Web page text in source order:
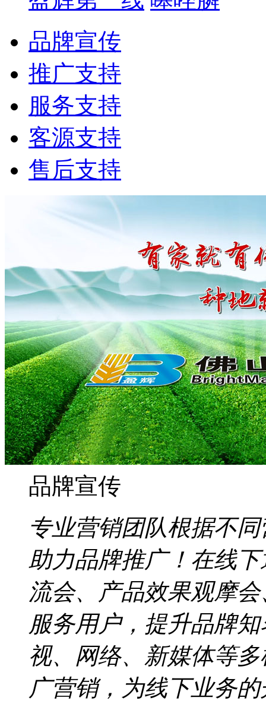
品牌宣传
推广支持
服务支持
客源支持
售后支持
品牌宣传
专业营销团队根据不
助力品牌推广！在线
流会、产品效果观摩
服务用户，提升品牌
视、网络、新媒体等
广营销，为线下业务